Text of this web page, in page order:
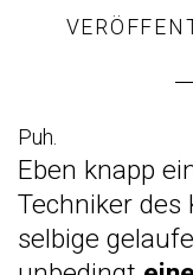
Puh.
Eben knapp
Techniker des
selbige